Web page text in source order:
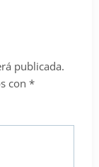
publicada.
con *